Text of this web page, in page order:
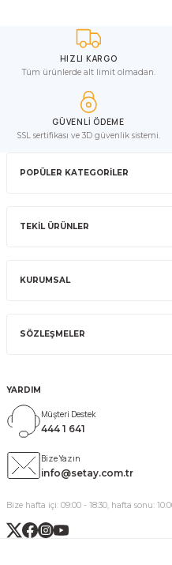
HIZLI KARGO
Tüm ürünlerde alt limit olmadan.
GÜVENLİ ÖDEME
SSL sertifikası ve 3D güvenlik sistemi.
POPÜLER KATEGORİLER
TEKİL ÜRÜNLER
KURUMSAL
SÖZLEŞMELER
YARDIM
Müşteri Destek
444 1 641
Bize Yazın
info@setay.com.tr
Bize hafta içi: 09:00 - 18:30, hafta sonu: